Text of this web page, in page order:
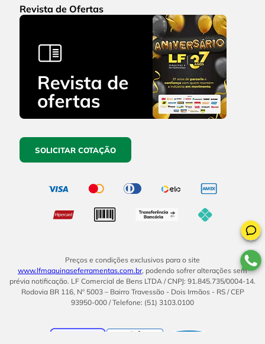
Revista de Ofertas
SOLICITAR COTAÇÃO
Preços e condições exclusivos para o site
www.lfmaquinaseferramentas.com.br, podendo sofrer alterações sem
prévia notificação. LF Comercial de Bens LTDA / CNPJ: 91.845.735/0004-14.
Rodovia BR 116, Nº 5003 – Bairro Travessão - Dois Irmãos - RS / CEP
93950-000 / Telefone: (51) 3103.0100